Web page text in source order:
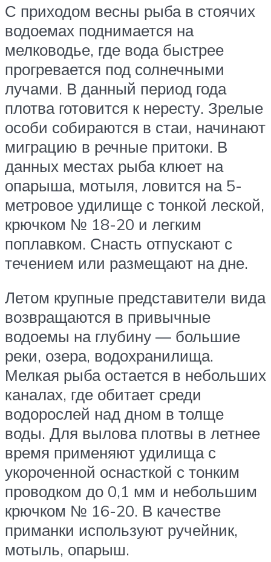
С приходом весны рыба в стоячих
водоемах поднимается на
мелководье, где вода быстрее
прогревается под солнечными
лучами. В данный период года
плотва готовится к нересту. Зрелые
особи собираются в стаи, начинают
миграцию в речные притоки. В
данных местах рыба клюет на
опарыша, мотыля, ловится на 5-
метровое удилище с тонкой леской,
крючком № 18-20 и легким
поплавком. Снасть отпускают с
течением или размещают на дне.
Летом крупные представители вида
возвращаются в привычные
водоемы на глубину — большие
реки, озера, водохранилища.
Мелкая рыба остается в небольших
каналах, где обитает среди
водорослей над дном в толще
воды. Для вылова плотвы в летнее
время применяют удилища с
укороченной оснасткой с тонким
проводком до 0,1 мм и небольшим
крючком № 16-20. В качестве
приманки используют ручейник,
мотыль, опарыш.